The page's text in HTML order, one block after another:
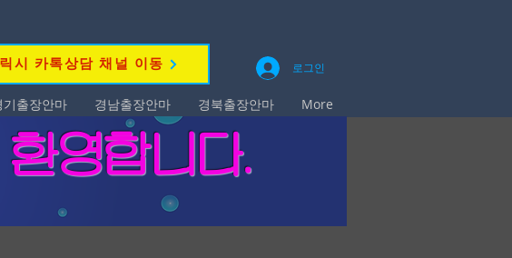
시 카톡상담 채널 이동
기출장안마 경남출장안마 경북출장안마 More
로그인
영합니다.